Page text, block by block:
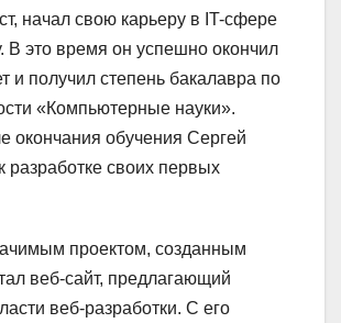
начал свою карьеру в IT-сфере
В это время он успешно окончил
и получил степень бакалавра по
«Компьютерные науки».
окончания обучения Сергей
разработке своих первых
проектом, созданным
веб-сайт, предлагающий
веб-разработки. С его